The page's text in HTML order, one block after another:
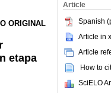
Article
Spanish
Article in
Article
How to
SciELO
ORIGINAL
etapa